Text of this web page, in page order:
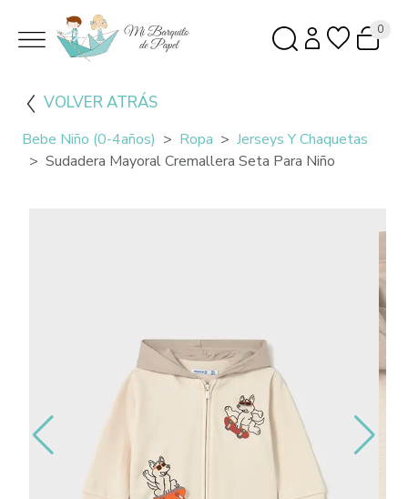
0
VOLVER ATRÁS
Bebe Niño (0-4años) Ropa
Jerseys Y Chaquetas
Sudadera Mayoral Cremallera Seta Para Niño